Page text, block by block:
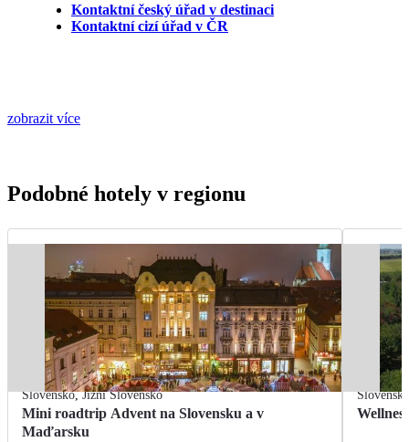
Kontaktní český úřad v destinaci
Kontaktní cizí úřad v ČR
zobrazit více
Podobné hotely v regionu
Slovensko,Jižní Slovensko
Mini roadtrip Advent na Slovensku a v
Maďarsku